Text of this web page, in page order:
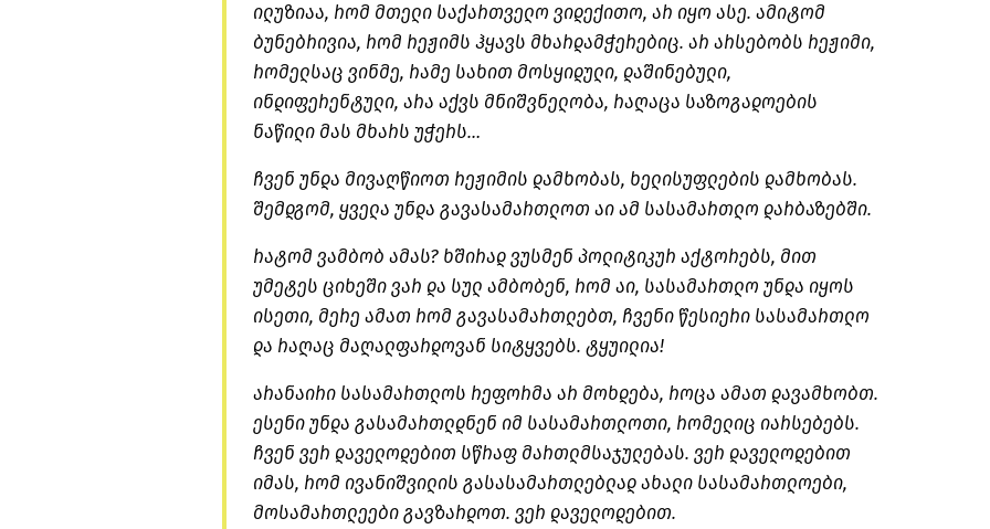
ილუზიაა, რომ მთელი საქართველო ვიდექითო, არ იყო ასე. ამიტომ
ბუნებრივია, რომ რეჟიმს ჰყავს მხარდამჭერებიც. არ არსებობს რეჟიმი,
რომელსაც ვინმე, რამე სახით მოსყიდული, დაშინებული,
ინდიფერენტული, არა აქვს მნიშვნელობა, რაღაცა საზოგადოების
ნაწილი მას მხარს უჭერს…
ჩვენ უნდა მივაღწიოთ რეჟიმის დამხობას, ხელისუფლების დამხობას.
შემდგომ, ყველა უნდა გავასამართლოთ აი ამ სასამართლო დარბაზებში.
რატომ ვამბობ ამას? ხშირად ვუსმენ პოლიტიკურ აქტორებს, მით
უმეტეს ციხეში ვარ და სულ ამბობენ, რომ აი, სასამართლო უნდა იყოს
ისეთი, მერე ამათ რომ გავასამართლებთ, ჩვენი წესიერი სასამართლო
და რაღაც მაღალფარდოვან სიტყვებს. ტყუილია!
არანაირი სასამართლოს რეფორმა არ მოხდება, როცა ამათ დავამხობთ.
ესენი უნდა გასამართლდნენ იმ სასამართლოთი, რომელიც იარსებებს.
ჩვენ ვერ დაველოდებით სწრაფ მართლმსაჯულებას. ვერ დაველოდებით
იმას, რომ ივანიშვილის გასასამართლებლად ახალი სასამართლოები,
მოსამართლეები გავზარდოთ. ვერ დაველოდებით.